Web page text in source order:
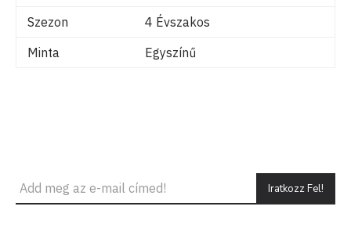
Szezon
4 Évszakos
Minta
Egyszínű
Iratkozz Fel!